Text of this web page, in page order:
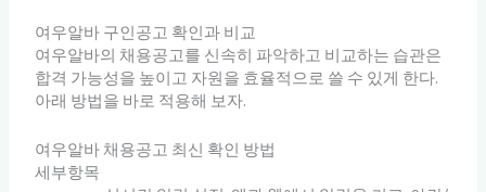
여우알바 구인공고 확인과 비교
여우알바의 채용공고를 신속히 파악하고 비교하는 습관은
합격 가능성을 높이고 자원을 효율적으로 쓸 수 있게 한다.
아래 방법을 바로 적용해 보자.
여우알바 채용공고 최신 확인 방법
세부항목